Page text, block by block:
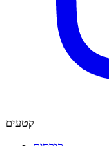
קטעים